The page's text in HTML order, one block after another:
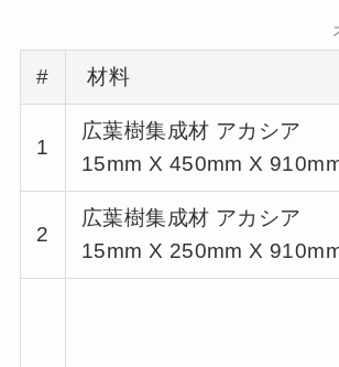
# 材料
1
広葉樹集成材 アカシア
15mm X 450mm X
2
広葉樹集成材 アカシア
15mm X 250mm X